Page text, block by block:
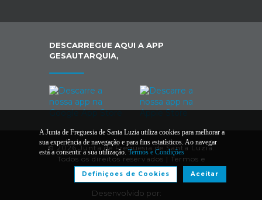
DESCARREGUE AQUI A APP
GESAUTARQUIA,
© 2026 Junta de Freguesia de Santa Luzia.
Todos os direitos reservados | Termos e
Condições
Desenvolvido por:
A Junta de Freguesia de Santa Luzia utiliza cookies para melhorar a
sua experiência de navegação e para fins estatísticos. Ao navegar
está a consentir a sua utilização. Termos e Condições
Aceitar
Definiçoes de Cookies